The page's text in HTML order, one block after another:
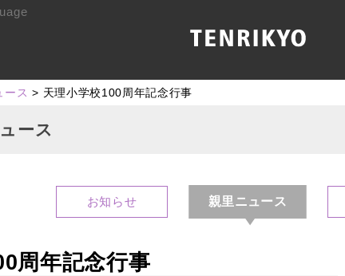
ース > 天理小学校100周年記念行事
ース
お知らせ 親里ニュース
周年記念行事